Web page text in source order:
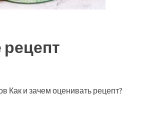
Как и зачем оценивать рецепт?